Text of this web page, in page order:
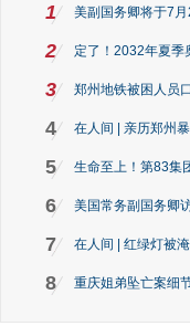
1 美副国务卿将于7
2 定了！2032年夏季
3 郑州地铁被困人员
4 在人间 | 亲历郑州
5 生命至上！第83集
6 美国常务副国务卿
7 在人间 | 红绿灯被
8 重庆姐弟坠亡案细